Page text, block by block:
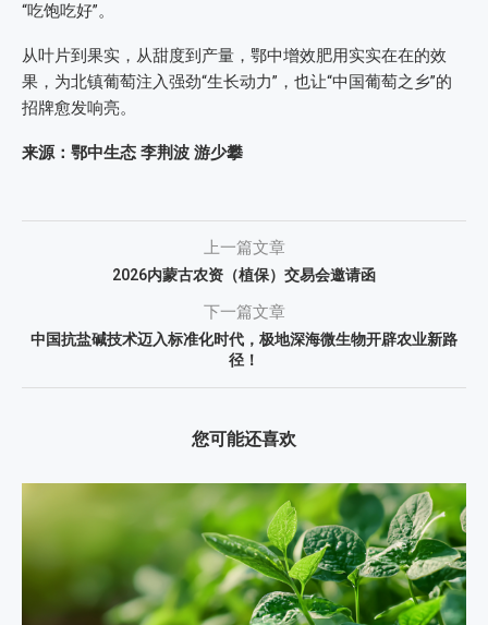
“吃饱吃好”。
从叶片到果实，从甜度到产量，鄂中增效肥用实实在在的效
果，为北镇葡萄注入强劲“生长动力”，也让“中国葡萄之乡”的
招牌愈发响亮。
来源：鄂中生态 李荆波 游少攀
上一篇文章
2026内蒙古农资（植保）交易会邀请函
下一篇文章
中国抗盐碱技术迈入标准化时代，极地深海微生物开辟农业新路
径！
您可能还喜欢